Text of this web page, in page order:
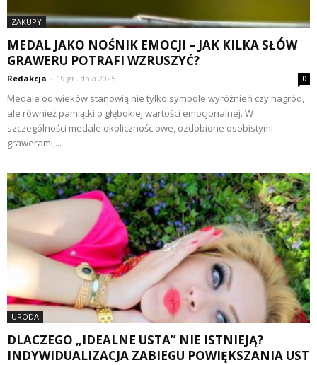
ZAKUPY
MEDAL JAKO NOŚNIK EMOCJI – JAK KILKA SŁÓW
GRAWERU POTRAFI WZRUSZYĆ?
Redakcja - 19 grudnia 2025 0
Medale od wieków stanowią nie tylko symbole wyróżnień czy nagród,
ale również pamiątki o głębokiej wartości emocjonalnej. W
szczególności medale okolicznościowe, ozdobione osobistymi
grawerami,...
URODA
DLACZEGO „IDEALNE USTA” NIE ISTNIEJĄ?
INDYWIDUALIZACJA ZABIEGU POWIĘKSZANIA UST